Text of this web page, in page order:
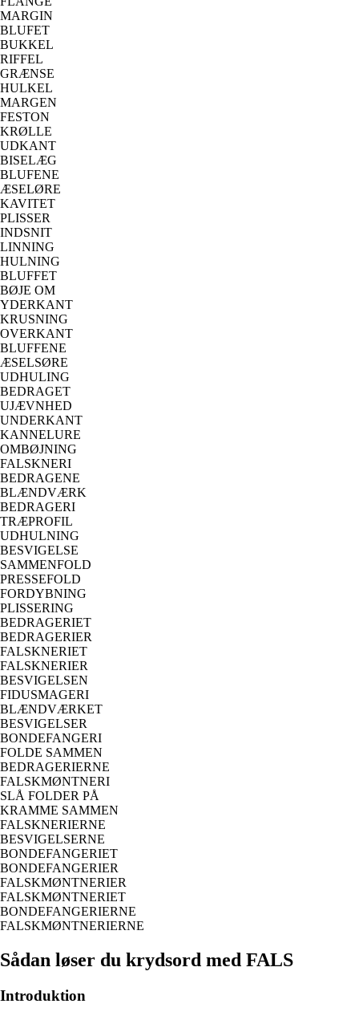
MARGIN
BLUFET
BUKKEL
RIFFEL
GRÆNSE
HULKEL
MARGEN
FESTON
KRØLLE
UDKANT
BISELÆG
BLUFENE
ÆSELØRE
KAVITET
PLISSER
INDSNIT
LINNING
HULNING
BLUFFET
BØJE OM
YDERKANT
KRUSNING
OVERKANT
BLUFFENE
ÆSELSØRE
UDHULING
BEDRAGET
UJÆVNHED
UNDERKANT
KANNELURE
OMBØJNING
FALSKNERI
BEDRAGENE
BLÆNDVÆRK
BEDRAGERI
TRÆPROFIL
UDHULNING
BESVIGELSE
SAMMENFOLD
PRESSEFOLD
FORDYBNING
PLISSERING
BEDRAGERIET
BEDRAGERIER
FALSKNERIET
FALSKNERIER
BESVIGELSEN
FIDUSMAGERI
BLÆNDVÆRKET
BESVIGELSER
BONDEFANGERI
FOLDE SAMMEN
BEDRAGERIERNE
FALSKMØNTNERI
SLÅ FOLDER PÅ
KRAMME SAMMEN
FALSKNERIERNE
BESVIGELSERNE
BONDEFANGERIET
BONDEFANGERIER
FALSKMØNTNERIER
FALSKMØNTNERIET
BONDEFANGERIERNE
FALSKMØNTNERIERNE
Sådan løser du krydsord med FALS
Introduktion